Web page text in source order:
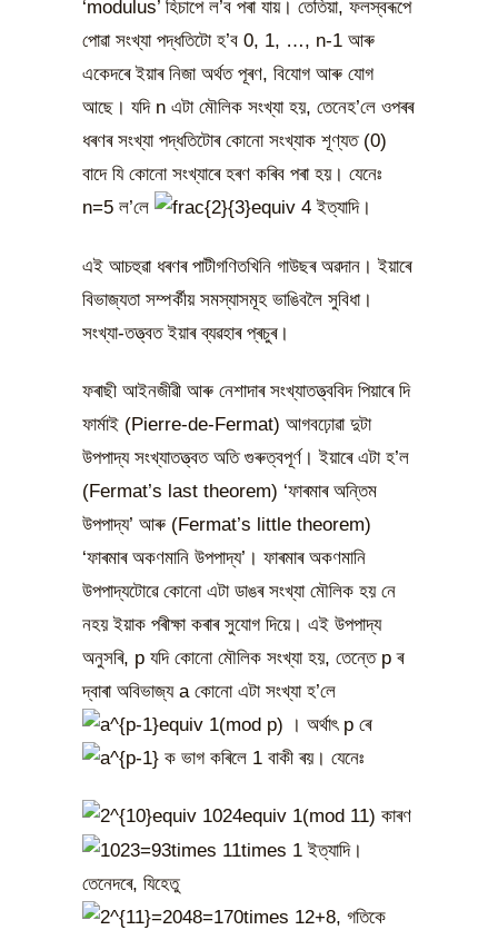
‘modulus’ হিচাপে ল’ব পৰা যায়। তেতিয়া, ফলস্বৰূপে
পোৱা সংখ্যা পদ্ধতিটো হ’ব 0, 1, …, n-1 আৰু
একেদৰে ইয়াৰ নিজা অৰ্থত পূৰণ, বিযোগ আৰু যোগ
আছে। যদি n এটা মৌলিক সংখ্যা হয়, তেনেহ’লে ওপৰৰ
ধৰণৰ সংখ্যা পদ্ধতিটোৰ কোনো সংখ্যাক শূণ্যত (0)
বাদে যি কোনো সংখ্যাৰে হৰণ কৰিব পৰা হয়। যেনেঃ
n=5 ল’লে
ইত্যাদি।
এই আচহুৱা ধৰণৰ পাটীগণিতখিনি গাউছৰ অৱদান। ইয়াৰে
বিভাজ্যতা সম্পৰ্কীয় সমস্যাসমূহ ভাঙিবলৈ সুবিধা।
সংখ্যা-তত্ত্বত ইয়াৰ ব্যৱহাৰ প্ৰচুৰ।
ফৰাছী আইনজীৱী আৰু নেশাদাৰ সংখ্যাতত্ত্ববিদ পিয়াৰে দি
ফাৰ্মাই (Pierre-de-Fermat) আগবঢ়োৱা দুটা
উপপাদ্য সংখ্যাতত্ত্বত অতি গুৰুত্বপূৰ্ণ। ইয়াৰে এটা হ’ল
(Fermat’s last theorem) ‘ফাৰমাৰ অন্তিম
উপপাদ্য’ আৰু (Fermat’s little theorem)
‘ফাৰমাৰ অকণমানি উপপাদ্য’। ফাৰমাৰ অকণমানি
উপপাদ্যটোৱে কোনো এটা ডাঙৰ সংখ্যা মৌলিক হয় নে
নহয় ইয়াক পৰীক্ষা কৰাৰ সুযোগ দিয়ে। এই উপপাদ্য
অনুসৰি, p যদি কোনো মৌলিক সংখ্যা হয়, তেন্তে p ৰ
দ্বাৰা অবিভাজ্য a কোনো এটা সংখ্যা হ’লে
। অৰ্থাৎ p ৰে
ক ভাগ কৰিলে 1 বাকী ৰয়। যেনেঃ
কাৰণ
ইত্যাদি।
তেনেদৰে, যিহেতু
গতিকে